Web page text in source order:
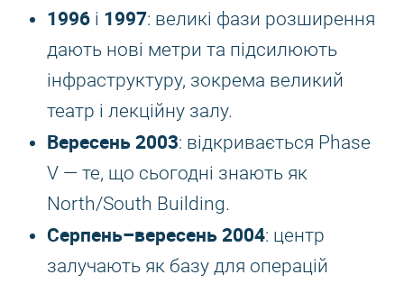
1996 і 1997: великі фази розширення
дають нові метри та підсилюють
інфраструктуру, зокрема великий
театр і лекційну залу.
Вересень 2003: відкривається Phase
V — те, що сьогодні знають як
North/South Building.
Серпень–вересень 2004: центр
залучають як базу для операцій